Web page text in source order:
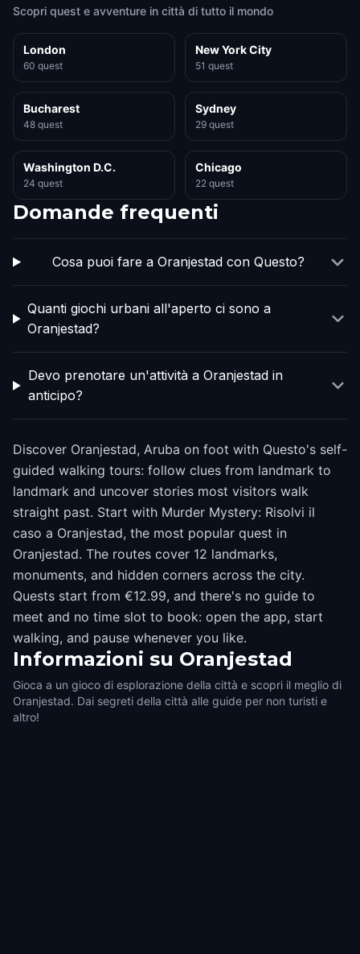
Scopri quest e avventure in città di tutto il mondo
London
60 quest
New York City
51 quest
Bucharest
48 quest
Sydney
29 quest
Washington D.C.
24 quest
Chicago
22 quest
Domande frequenti
Cosa puoi fare a Oranjestad con Questo?
Quanti giochi urbani all'aperto ci sono a
Oranjestad?
Devo prenotare un'attività a Oranjestad in
anticipo?
Discover Oranjestad, Aruba on foot with Questo's self-
guided walking tours: follow clues from landmark to
landmark and uncover stories most visitors walk
straight past. Start with Murder Mystery: Risolvi il
caso a Oranjestad, the most popular quest in
Oranjestad. The routes cover 12 landmarks,
monuments, and hidden corners across the city.
Quests start from €12.99, and there's no guide to
meet and no time slot to book: open the app, start
walking, and pause whenever you like.
Informazioni su Oranjestad
Gioca a un gioco di esplorazione della città e scopri il meglio di
Oranjestad. Dai segreti della città alle guide per non turisti e
altro!